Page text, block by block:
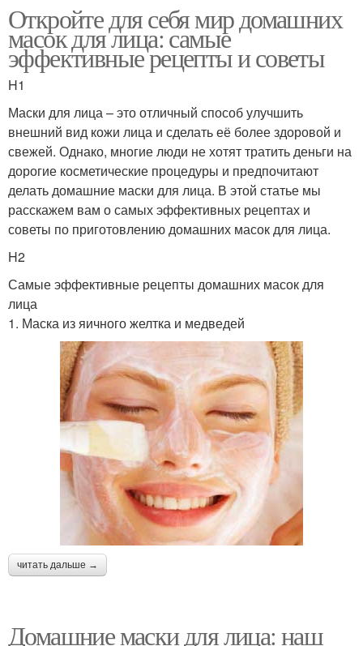
Откройте для себя мир домашних
масок для лица: самые
эффективные рецепты и советы
H1
Маски для лица – это отличный способ улучшить
внешний вид кожи лица и сделать её более здоровой и
свежей. Однако, многие люди не хотят тратить деньги на
дорогие косметические процедуры и предпочитают
делать домашние маски для лица. В этой статье мы
расскажем вам о самых эффективных рецептах и
советы по приготовлению домашних масок для лица.
H2
Самые эффективные рецепты домашних масок для
лица
1. Маска из яичного желтка и медведей
читать дальше →
Домашние маски для лица: наш